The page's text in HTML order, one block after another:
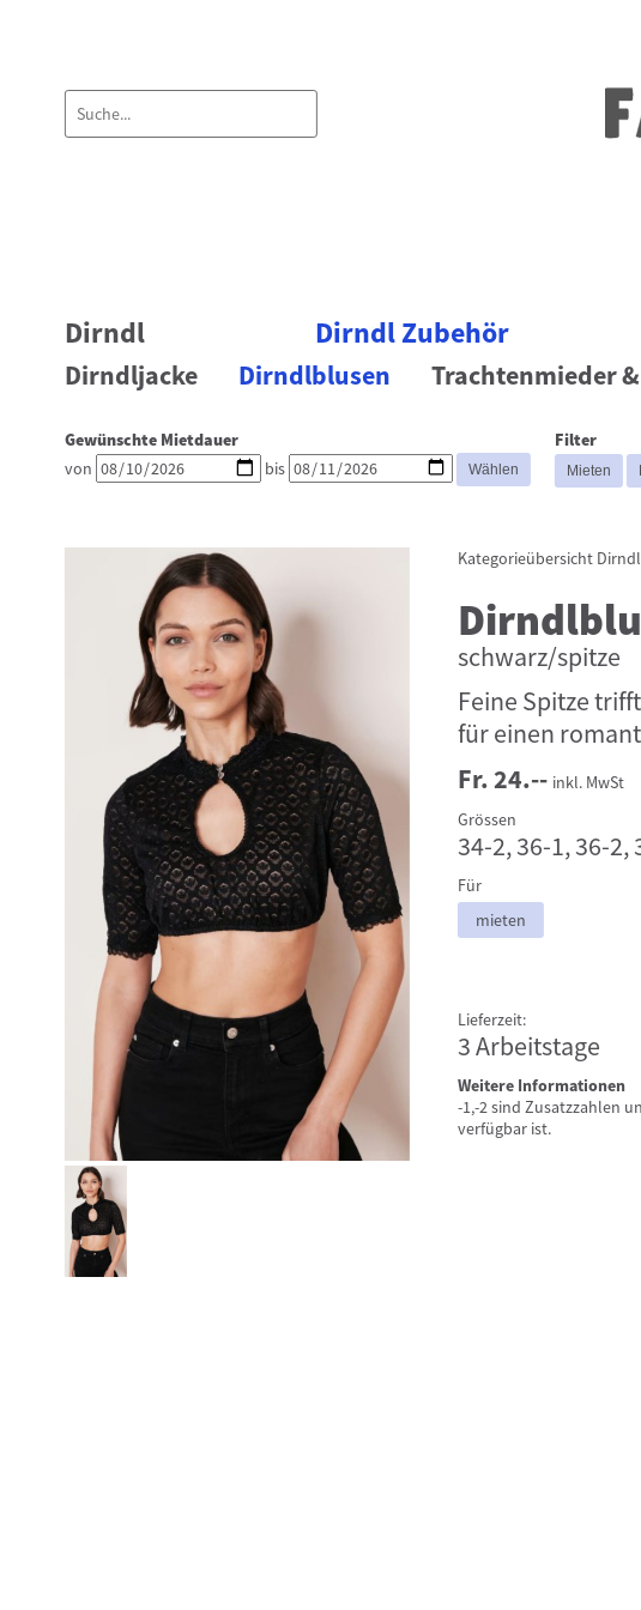
Dirndl Dirndl Zubehör
Dirndljacke Dirndlblusen Trachtenmieder
Gewünschte Mietdauer
von bis
Filter
Kategorieübersicht
schwarz/spitze
Feine Spitze
für einen
Fr. 24.-- inkl. MwSt
Grössen
34-2, 36-1, 36-2,
Für
mieten
Lieferzeit:
3 Arbeitstage
Weitere Informationen
-1,-2 sind Zusatzzahlen
verfügbar ist.